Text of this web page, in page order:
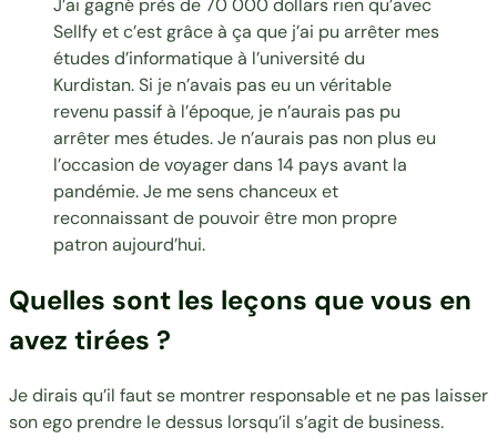
J’ai gagné près de 70 000 dollars rien qu’avec
Sellfy et c’est grâce à ça que j’ai pu arrêter mes
études d’informatique à l’université du
Kurdistan. Si je n’avais pas eu un véritable
revenu passif à l’époque, je n’aurais pas pu
arrêter mes études. Je n’aurais pas non plus eu
l’occasion de voyager dans 14 pays avant la
pandémie. Je me sens chanceux et
reconnaissant de pouvoir être mon propre
patron aujourd’hui.
Quelles sont les leçons que vous en
avez tirées ?
Je dirais qu’il faut se montrer responsable et ne pas laisser
son ego prendre le dessus lorsqu’il s’agit de business.